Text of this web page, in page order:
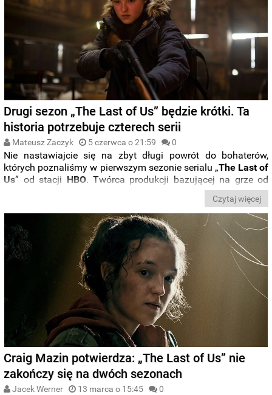
Drugi sezon „The Last of Us” będzie krótki. Ta
historia potrzebuje czterech serii
Mateusz Zaczyk 5 czerwca o 21:59 0
Nie nastawiajcie się na zbyt długi powrót do bohaterów,
których poznaliśmy w pierwszym sezonie serialu „The Last of
Us” od stacji HBO. Twórca produkcji bazującej na grze od
ujawnił, ile odcinków będzie liczyła
historia nie zakończy się po
trzech sezonach.
Czytaj więcej
Craig Mazin potwierdza: „The Last of Us” nie
zakończy się na dwóch sezonach
Jacek Werner 13 marca o 15:45 0